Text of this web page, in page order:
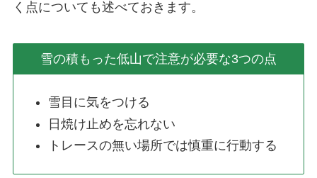
く点についても述べておきます。
雪の積もった低山で注意が必要な3つの点
雪目に気をつける
日焼け止めを忘れない
トレースの無い場所では慎重に行動する